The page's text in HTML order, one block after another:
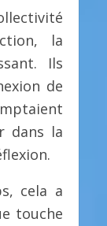
la
Ils
de
dans la
cela a
touche